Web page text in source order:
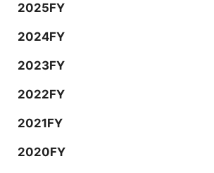
2025FY
2024FY
2023FY
2022FY
2021FY
2020FY